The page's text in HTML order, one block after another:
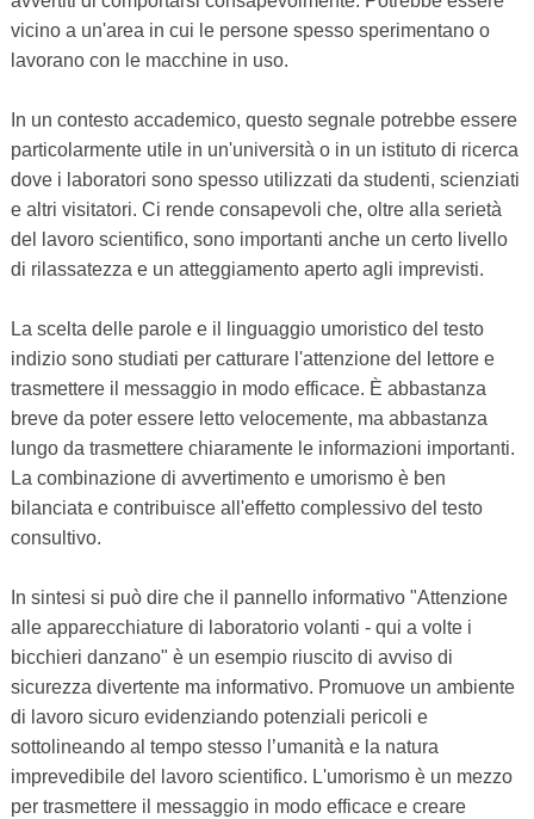
vicino a un'area in cui le persone spesso sperimentano o
lavorano con le macchine in uso.
In un contesto accademico, questo segnale potrebbe essere
particolarmente utile in un'università o in un istituto di ricerca
dove i laboratori sono spesso utilizzati da studenti, scienziati
e altri visitatori. Ci rende consapevoli che, oltre alla serietà
del lavoro scientifico, sono importanti anche un certo livello
di rilassatezza e un atteggiamento aperto agli imprevisti.
La scelta delle parole e il linguaggio umoristico del testo
indizio sono studiati per catturare l'attenzione del lettore e
trasmettere il messaggio in modo efficace. È abbastanza
breve da poter essere letto velocemente, ma abbastanza
lungo da trasmettere chiaramente le informazioni importanti.
La combinazione di avvertimento e umorismo è ben
bilanciata e contribuisce all'effetto complessivo del testo
consultivo.
In sintesi si può dire che il pannello informativo "Attenzione
alle apparecchiature di laboratorio volanti - qui a volte i
bicchieri danzano" è un esempio riuscito di avviso di
sicurezza divertente ma informativo. Promuove un ambiente
di lavoro sicuro evidenziando potenziali pericoli e
sottolineando al tempo stesso l’umanità e la natura
imprevedibile del lavoro scientifico. L'umorismo è un mezzo
per trasmettere il messaggio in modo efficace e creare